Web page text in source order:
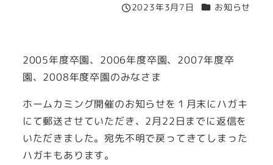
投稿日
2023年3月7日 カテゴリー
お知らせ
2005年度卒園、2006年度卒園、2007年度卒
園、2008年度卒園のみなさま
ホームカミング開催のお知らせを１月末にハガキ
にて郵送させていただき、2月22日までに返信を
いただきました。宛先不明で戻ってきてしまった
ハガキもあります。